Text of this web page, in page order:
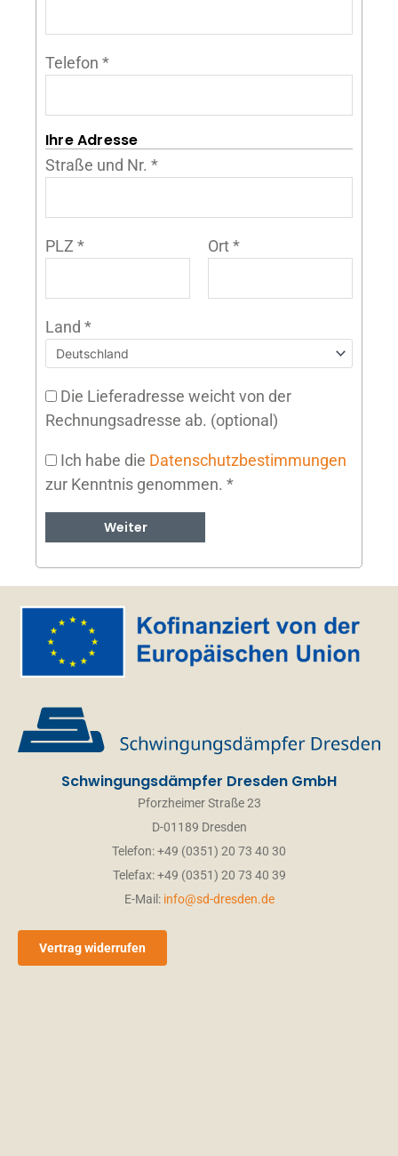
Telefon *
Ihre Adresse
Straße und Nr. *
PLZ * Ort*
Land *
Die Lieferadresse weicht von der
Rechnungsadresse ab. (optional)
Ich habe die Datenschutzbestimmungen
zur Kenntnis genommen. *
Weiter
Schwingungsdämpfer Dresden GmbH
Pforzheimer Straße 23
D-01189 Dresden
Telefon: +49 (0351) 20 73 40 30
Telefax: +49 (0351) 20 73 40 39
E-Mail: info@sd-dresden.de
Vertrag widerrufen